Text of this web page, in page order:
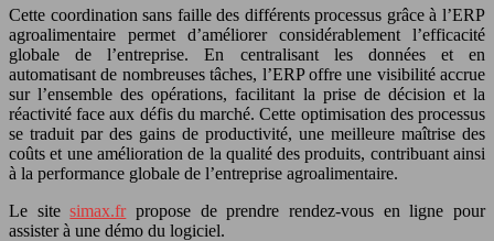
Cette coordination sans faille des différents processus grâce à l’ERP
agroalimentaire permet d’améliorer considérablement l’efficacité
globale de l’entreprise. En centralisant les données et en
automatisant de nombreuses tâches, l’ERP offre une visibilité accrue
sur l’ensemble des opérations, facilitant la prise de décision et la
réactivité face aux défis du marché. Cette optimisation des processus
se traduit par des gains de productivité, une meilleure maîtrise des
coûts et une amélioration de la qualité des produits, contribuant ainsi
à la performance globale de l’entreprise agroalimentaire.
Le sitesimax.fr propose de prendre rendez-vous en ligne pour
assister à une démo du logiciel.